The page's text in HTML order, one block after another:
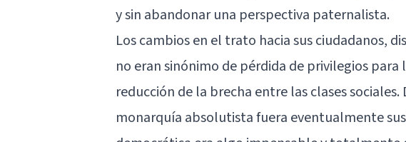
y sin abandonar una perspectiva paternalista.
Los cambios en el trato hacia sus ciudadanos,
no eran sinónimo de pérdida de privilegios
reducción de la brecha entre las clases
monarquía absolutista fuera eventualmente